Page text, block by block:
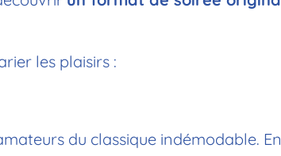
les plaisirs :
du classique indémodable.